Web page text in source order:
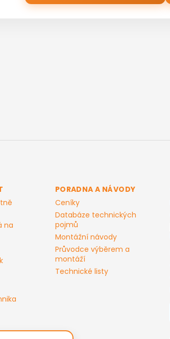
na
PORADNA A NÁVODY
Ceníky
Databáze technických
pojmů
Montážní návody
Průvodce výběrem a
montáží
Technické listy